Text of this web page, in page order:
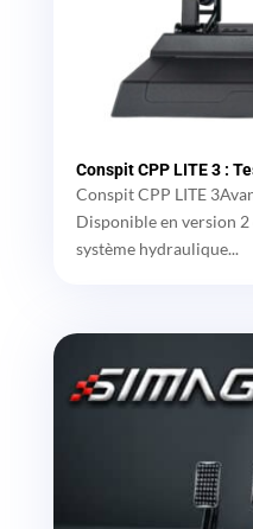
Conspit CPP LITE 3 :
Conspit CPP LITE
Disponible en version 2
système hydraulique...